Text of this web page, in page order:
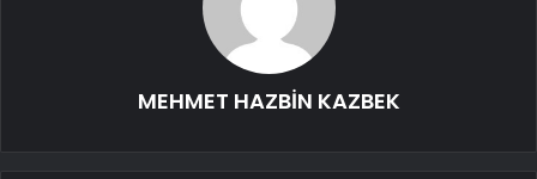
MEHMET HAZBİN KAZBEK